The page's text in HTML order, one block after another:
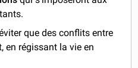
que des conflits entre
en régissant la vie en